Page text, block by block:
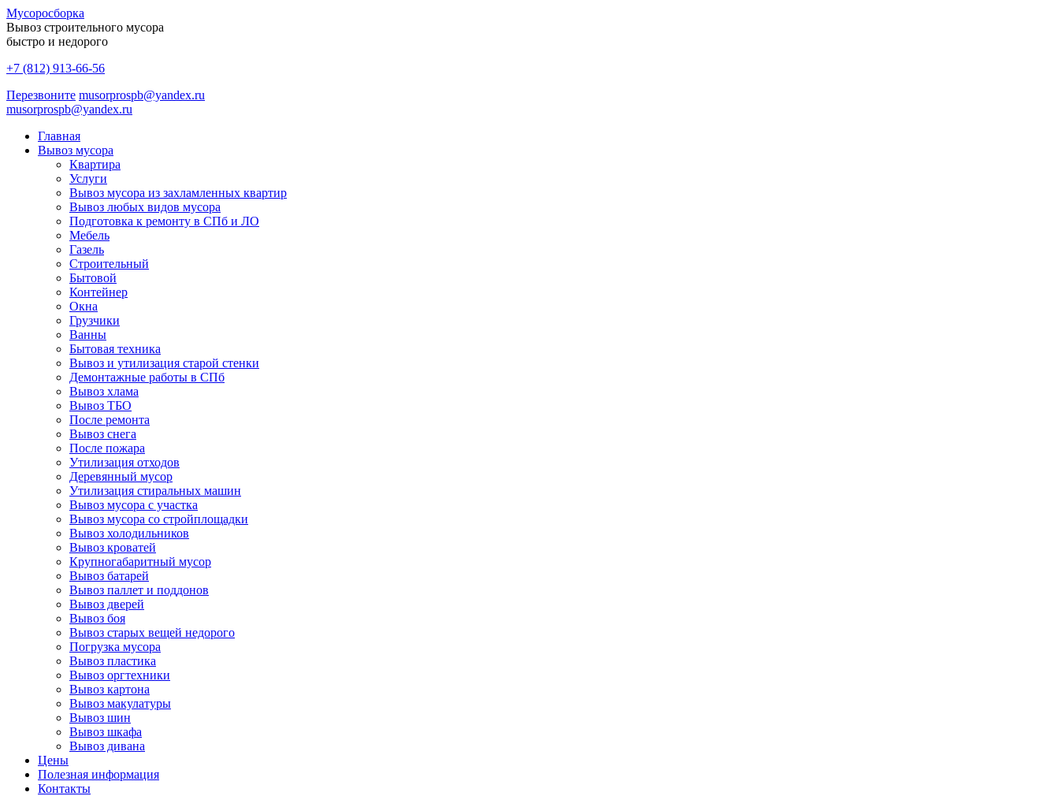
Мусоросборка
Вывоз строительного мусора
быстро и недорого
+7 (812) 913-66-56
Перезвоните musorprospb@yandex.ru
musorprospb@yandex.ru
Главная
Вывоз мусора
Квартира
Услуги
Вывоз мусора из захламленных квартир
Вывоз любых видов мусора
Подготовка к ремонту в СПб и ЛО
Мебель
Газель
Строительный
Бытовой
Контейнер
Окна
Грузчики
Ванны
Бытовая техника
Вывоз и утилизация старой стенки
Демонтажные работы в СПб
Вывоз хлама
Вывоз ТБО
После ремонта
Вывоз снега
После пожара
Утилизация отходов
Деревянный мусор
Утилизация стиральных машин
Вывоз мусора с участка
Вывоз мусора со стройплощадки
Вывоз холодильников
Вывоз кроватей
Крупногабаритный мусор
Вывоз батарей
Вывоз паллет и поддонов
Вывоз дверей
Вывоз боя
Вывоз старых вещей недорого
Погрузка мусора
Вывоз пластика
Вывоз оргтехники
Вывоз картона
Вывоз макулатуры
Вывоз шин
Вывоз шкафа
Вывоз дивана
Цены
Полезная информация
Контакты